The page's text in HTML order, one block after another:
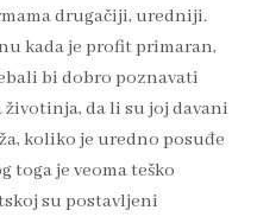
drugačiji, uredniji.
kada je profit primaran,
bi dobro poznavati
da li su joj davani
koliko je uredno posuđe
toga je veoma teško
su postavljeni